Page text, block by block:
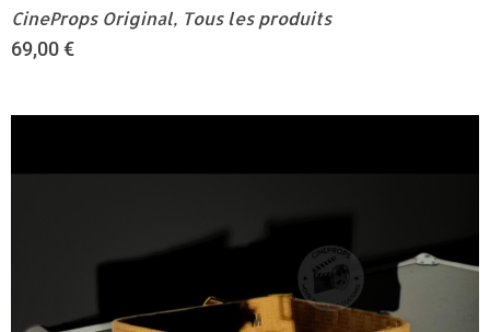
CineProps Original, Tous les produits
69,00€